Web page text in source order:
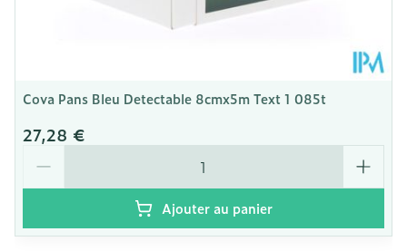
Cova Pans Bleu Detectable 8cmx5m Text 1 085t
27,28 €
Ajouter au panier